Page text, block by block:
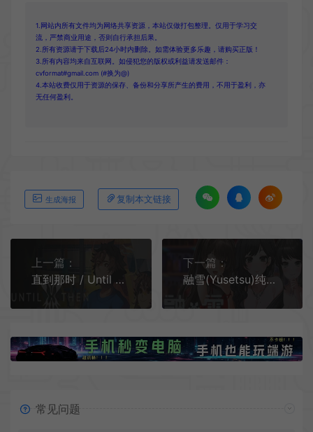
1.网站内所有文件均为网络共享资源，本站仅做打包整理。仅用于学习交
流，严禁商业用途，否则自行承担后果。
2.所有资源请于下载后24小时内删除。如需体验更多乐趣，请购买正版！
3.所有内容均来自互联网。如侵犯您的版权或利益请发送邮件：
cvformat#gmail.com (#换为@)
4.本站收费仅用于资源的保存、备份和分享所产生的费用，不用于盈利，亦
无任何盈利。
生成海报 复制本文链接
上一篇：
直到那时 / Until Then 青春手绘像素视觉小说游戏
下一篇：
融雪(Yusetsu)纯恋视觉小说游戏|中文|攻略|视频|免费下载
常见问题